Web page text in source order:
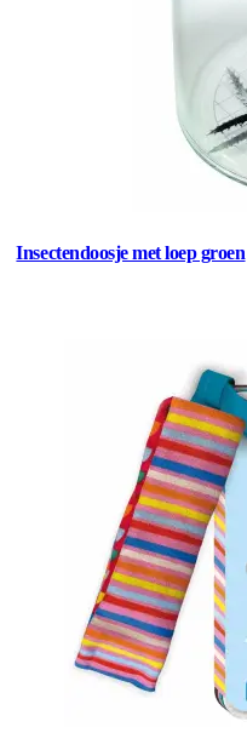
Insectendoosje met loep groen